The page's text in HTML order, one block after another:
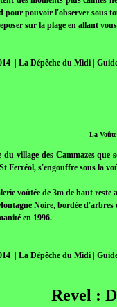
pour pouvoir l'observer sous
sur la plage en allant
| La Dépêche du Midi |
La
village des Cammazes que
Ferréol, s'engouffre sous la
voûtée de 3m de haut
Noire, bordée d'arbres
en 1996.
| La Dépêche du Midi |
Revel :